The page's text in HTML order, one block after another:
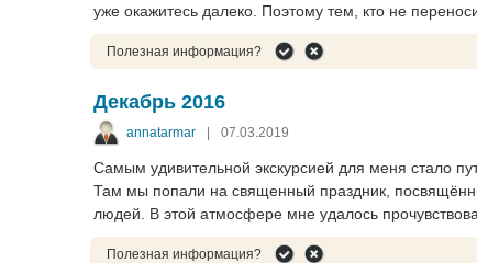
уже окажитесь далеко. Поэтому тем, кто не
Полезная информация?
Декабрь 2016
annatarmar | 07.03.2019
Самым удивительной экскурсией для меня стало
Там мы попали на священный праздник,
людей. В этой атмосфере мне удалось
Полезная информация?